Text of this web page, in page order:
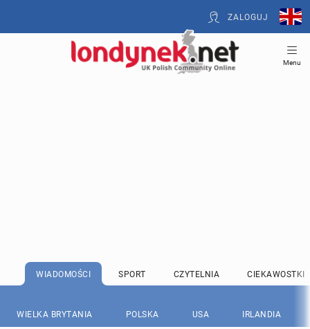
ZALOGUJ
Menu
WIADOMOŚCI SPORT CZYTELNIA CIEKAWOSTKI
WIELKA BRYTANIA POLSKA USA IRLANDIA